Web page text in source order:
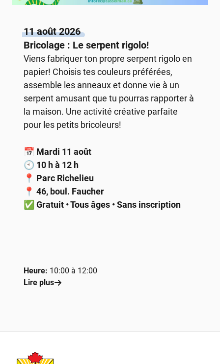
11 août 2026
Bricolage : Le serpent rigolo!
Viens fabriquer ton propre serpent rigolo en
papier! Choisis tes couleurs préférées,
assemble les anneaux et donne vie à un
serpent amusant que tu pourras rapporter à
la maison. Une activité créative parfaite
pour les petits bricoleurs!
📅 Mardi 11 août
🕙 10 h à 12 h
📍 Parc Richelieu
📍 46, boul. Faucher
✅ Gratuit • Tous âges • Sans inscription
Heure: 10:00 à 12:00
Lire plus